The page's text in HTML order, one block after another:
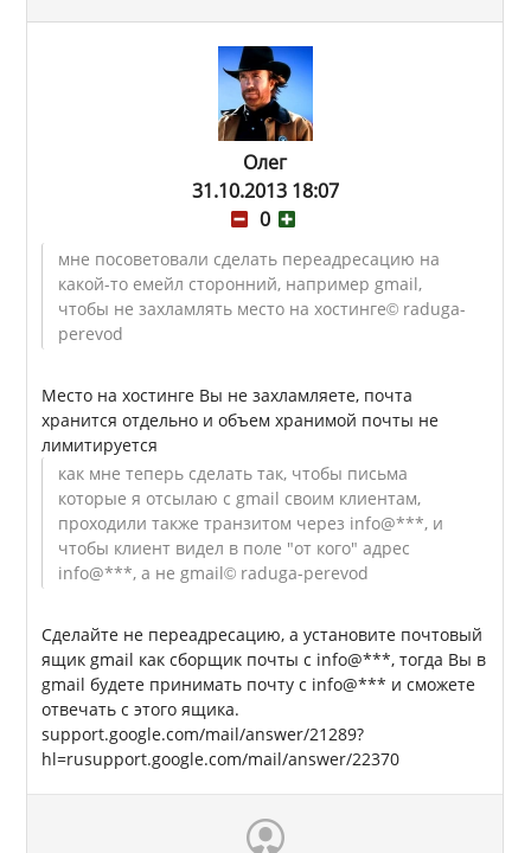
Олег
31.10.2013 18:07
0
мне посоветовали сделать переадресацию на
какой-то емейл сторонний, например gmail,
чтобы не захламлять место на хостинге© raduga-
perevod
Место на хостинге Вы не захламляете, почта
хранится отдельно и объем хранимой почты не
лимитируется
как мне теперь сделать так, чтобы письма
которые я отсылаю с gmail своим клиентам,
проходили также транзитом через info@***, и
чтобы клиент видел в поле "от кого" адрес
info@***, а не gmail© raduga-perevod
Сделайте не переадресацию, а установите почтовый
ящик gmail как сборщик почты с info@***, тогда Вы в
gmail будете принимать почту с info@*** и сможете
отвечать с этого ящика.
support.google.com/mail/answer/21289?
hl=rusupport.google.com/mail/answer/22370